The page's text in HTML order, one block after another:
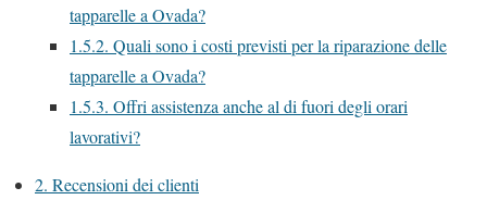
tapparelle a Ovada?
1.5.2. Quali sono i costi previsti per la riparazione delle
tapparelle a Ovada?
1.5.3. Offri assistenza anche al di fuori degli orari
lavorativi?
2. Recensioni dei clienti